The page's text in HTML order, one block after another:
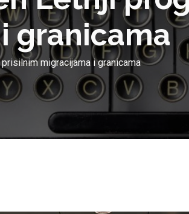
granicama
migracijama i granicama